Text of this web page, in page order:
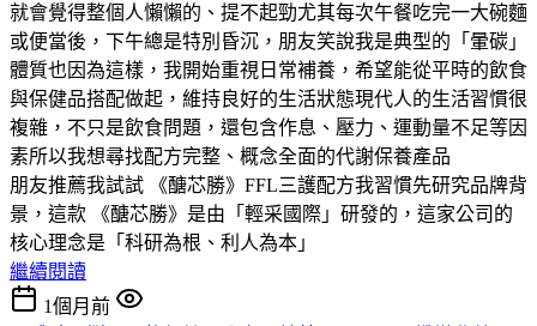
就會覺得整個人懶懶的、提不起勁尤其每次午餐吃完一大碗麵
或便當後，下午總是特別昏沉，朋友笑說我是典型的「暈碳」
體質也因為這樣，我開始重視日常補養，希望能從平時的飲食
與保健品搭配做起，維持良好的生活狀態現代人的生活習慣很
複雜，不只是飲食問題，還包含作息、壓力、運動量不足等因
素所以我想尋找配方完整、概念全面的代謝保養產品
朋友推薦我試試 《醣芯勝》FFL三護配方我習慣先研究品牌背
景，這款 《醣芯勝》是由「輕采國際」研發的，這家公司的
核心理念是「科研為根、利人為本」
繼續閱讀
1個月前